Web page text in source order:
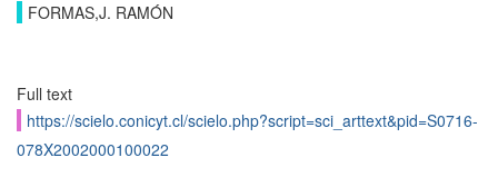
FORMAS,J. RAMÓN
Full text
https://scielo.conicyt.cl/scielo.php?script=sci_arttext&pid=S0716-
078X2002000100022